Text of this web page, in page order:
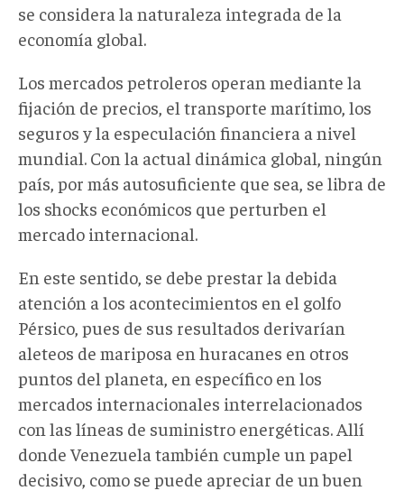
se considera la naturaleza integrada de la
economía global.
Los mercados petroleros operan mediante la
fijación de precios, el transporte marítimo, los
seguros y la especulación financiera a nivel
mundial. Con la actual dinámica global, ningún
país, por más autosuficiente que sea, se libra de
los shocks económicos que perturben el
mercado internacional.
En este sentido, se debe prestar la debida
atención a los acontecimientos en el golfo
Pérsico, pues de sus resultados derivarían
aleteos de mariposa en huracanes en otros
puntos del planeta, en específico en los
mercados internacionales interrelacionados
con las líneas de suministro energéticas. Allí
donde Venezuela también cumple un papel
decisivo, como se puede apreciar de un buen